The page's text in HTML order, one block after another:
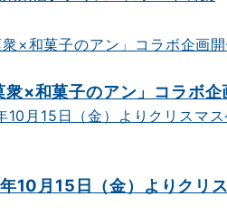
衆×和菓子のアン」コラボ
10月15日（金）よりクリ